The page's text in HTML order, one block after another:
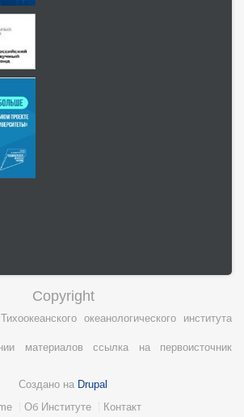
Copyright
океанологического института
материалов ссылка на первоисточник
Создано на Drupal
Об Институте Контакт